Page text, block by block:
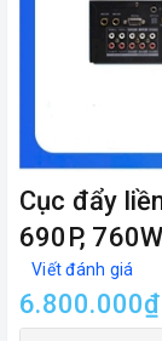
Cục đẩy
690P,
Viết đánh giá
6.800.000₫